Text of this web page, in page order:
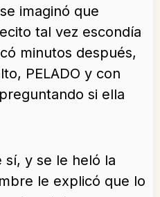
imaginó que
tal vez escondía
minutos después,
PELADO y con
si ella
sí, y se le heló la
le explicó que lo